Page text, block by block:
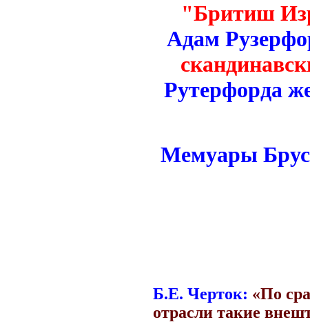
"Бритиш
Адам
Рутерфорда
Мемуары
Б.Е. Черток: «По
отрасли такие